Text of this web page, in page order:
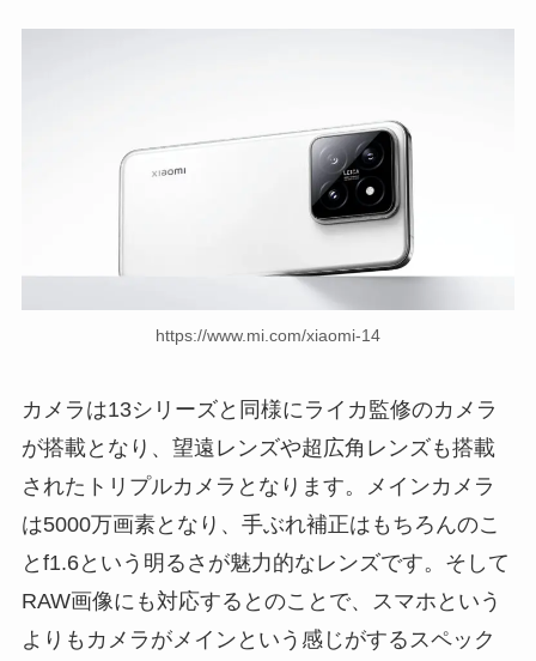
https://www.mi.com/xiaomi-14
カメラは13シリーズと同様にライカ監修のカメラ
が搭載となり、望遠レンズや超広角レンズも搭載
されたトリプルカメラとなります。メインカメラ
は5000万画素となり、手ぶれ補正はもちろんのこ
とf1.6という明るさが魅力的なレンズです。そして
RAW画像にも対応するとのことで、スマホという
よりもカメラがメインという感じがするスペック